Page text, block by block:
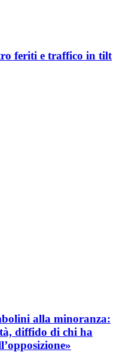
feriti e traffico in tilt
alla minoranza:
diffido di chi ha